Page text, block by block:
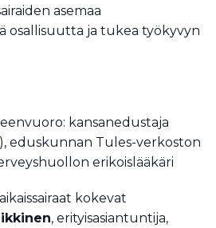
asemaa
osallisuutta ja tukea työkyvyn
kansanedustaja
eduskunnan Tules-verkoston
erikoislääkäri
kokevat
, erityisasiantuntija,